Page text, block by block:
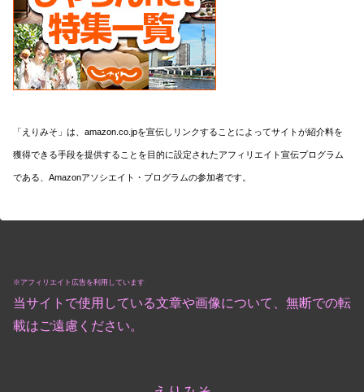
「えりみそ」は、amazon.co.jpを宣伝しリンクすることによってサイトが紹介料を
獲得できる手段を提供することを目的に設定されたアフィリエイト宣伝プログラム
である、Amazonアソシエイト・プログラムの参加者です。
※アフィリエイト広告を利用しています
当サイトで使用している文章や画像について、無断での転
載はご遠慮ください。